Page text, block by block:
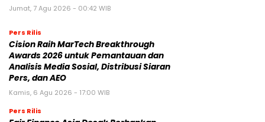
Jumat, 7 Agu 2026 - 00:42 WIB
Pers Rilis
Cision Raih MarTech Breakthrough
Awards 2026 untuk Pemantauan dan
Analisis Media Sosial, Distribusi Siaran
Pers, dan AEO
Kamis, 6 Agu 2026 - 17:00 WIB
Pers Rilis